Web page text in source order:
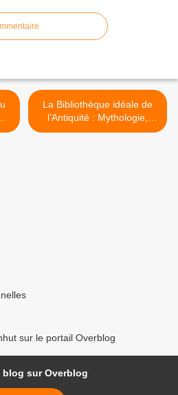
La Bibliothèque idéale de
l’Antiquité : Mythologie,
Odyssées, Consolation &
sur le portail Overblog
blog sur Overblog